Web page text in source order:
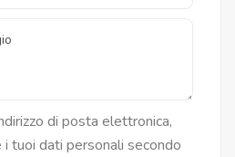
di posta elettronica,
tuoi dati personali secondo